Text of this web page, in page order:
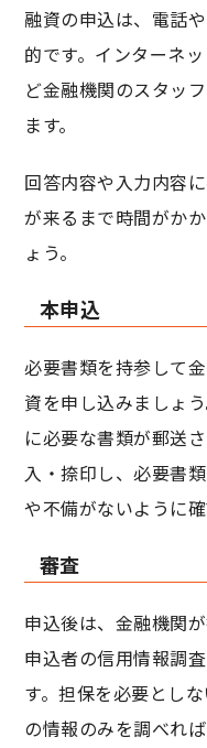
融資の申込は、電話
的です。インターネ
ど金融機関のスタッ
ます。
回答内容や入力内容
が来るまで時間がか
ょう。
本申込
必要書類を持参して
資を申し込みましょ
に必要な書類が郵送
入・捺印し、必要書
や不備がないように
審査
申込後は、金融機関
申込者の信用情報調
す。担保を必要とし
の情報のみを調べれ